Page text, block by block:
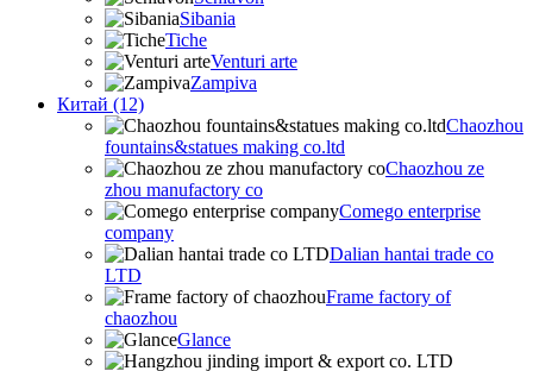
Sibania
Tiche
Venturi arte
Zampiva
Китай (12)
Chaozhou
fountains&statues making co.ltd
Chaozhou ze
zhou manufactory co
Comego enterprise
company
Dalian hantai trade co
LTD
Frame factory of
chaozhou
Glance